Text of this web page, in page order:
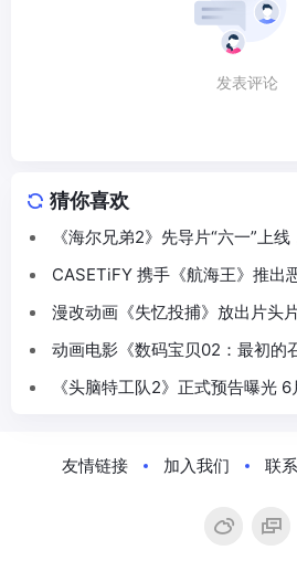
发表评论
猜你喜欢
《海尔兄弟2》先导片“六一”上
CASETiFY 携手《航海王》推出
漫改动画《失忆投捕》放出片头
动画电影《数码宝贝02：最初的
《头脑特工队2》正式预告曝光
友情链接 加入我们 联